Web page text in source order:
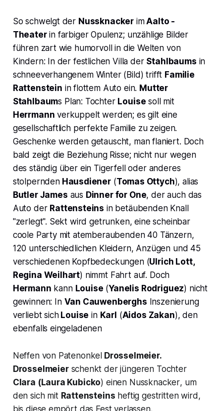
So schwelgt der Nussknacker imAalto -
Theaterin farbiger Opulenz; unzählige Bilder
führen zart wie humorvoll in die Welten von
Kindern: In der festlichen Villa der Stahlbaums in
schneeverhangenem Winter (Bild) trifft Familie
Rattenstein in flottem Auto ein. Mutter
Stahlbaums Plan: Tochter Louise soll mit
Herrmann verkuppelt werden; es gilt eine
gesellschaftlich perfekte Familie zu zeigen.
Geschenke werden getauscht, man flaniert. Doch
bald zeigt die Beziehung Risse; nicht nur wegen
des ständig über ein Tigerfell oder anderes
stolperndenHausdiener (Tomas Ottych), alias
Butler James aus Dinner for One, der auch das
Auto der Rattensteins in betäubenden Knall
"zerlegt". Sekt wird getrunken, eine scheinbar
coole Party mit atemberaubenden 40 Tänzern,
120 unterschiedlichen Kleidern, Anzügen und 45
verschiedenen Kopfbedeckungen (Ulrich Lott,
Regina Weilhart) nimmt Fahrt auf. Doch
Hermann kann Louise (Yanelis Rodriguez) nicht
gewinnen: In Van Cauwenberghs Inszenierung
verliebt sichLouise in Karl (Aidos Zakan), den
ebenfalls eingeladenen
Neffen von Patenonkel Drosselmeier.
Drosselmeierschenkt der jüngeren Tochter
Clara (Laura Kubicko) einen Nussknacker, um
den sich mit Rattensteins heftig gestritten wird,